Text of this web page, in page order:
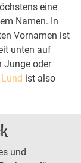
eine
Namen. In
Vornamen ist
unten auf
Junge oder
Lund ist also
und